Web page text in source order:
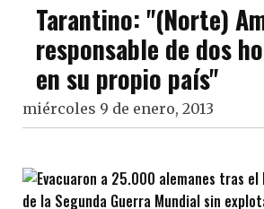
Tarantino: "(Norte)
responsable de dos
en su propio país"
miércoles 9 de enero, 2013